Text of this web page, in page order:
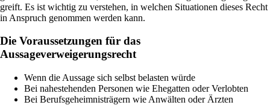
greift. Es ist wichtig zu verstehen, in welchen Situationen dieses Recht
in Anspruch genommen werden kann.
Die Voraussetzungen für das
Aussageverweigerungsrecht
Wenn die Aussage sich selbst belasten würde
Bei nahestehenden Personen wie Ehegatten oder Verlobten
Bei Berufsgeheimnisträgern wie Anwälten oder Ärzten